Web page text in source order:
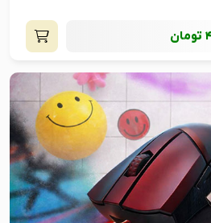
تومان